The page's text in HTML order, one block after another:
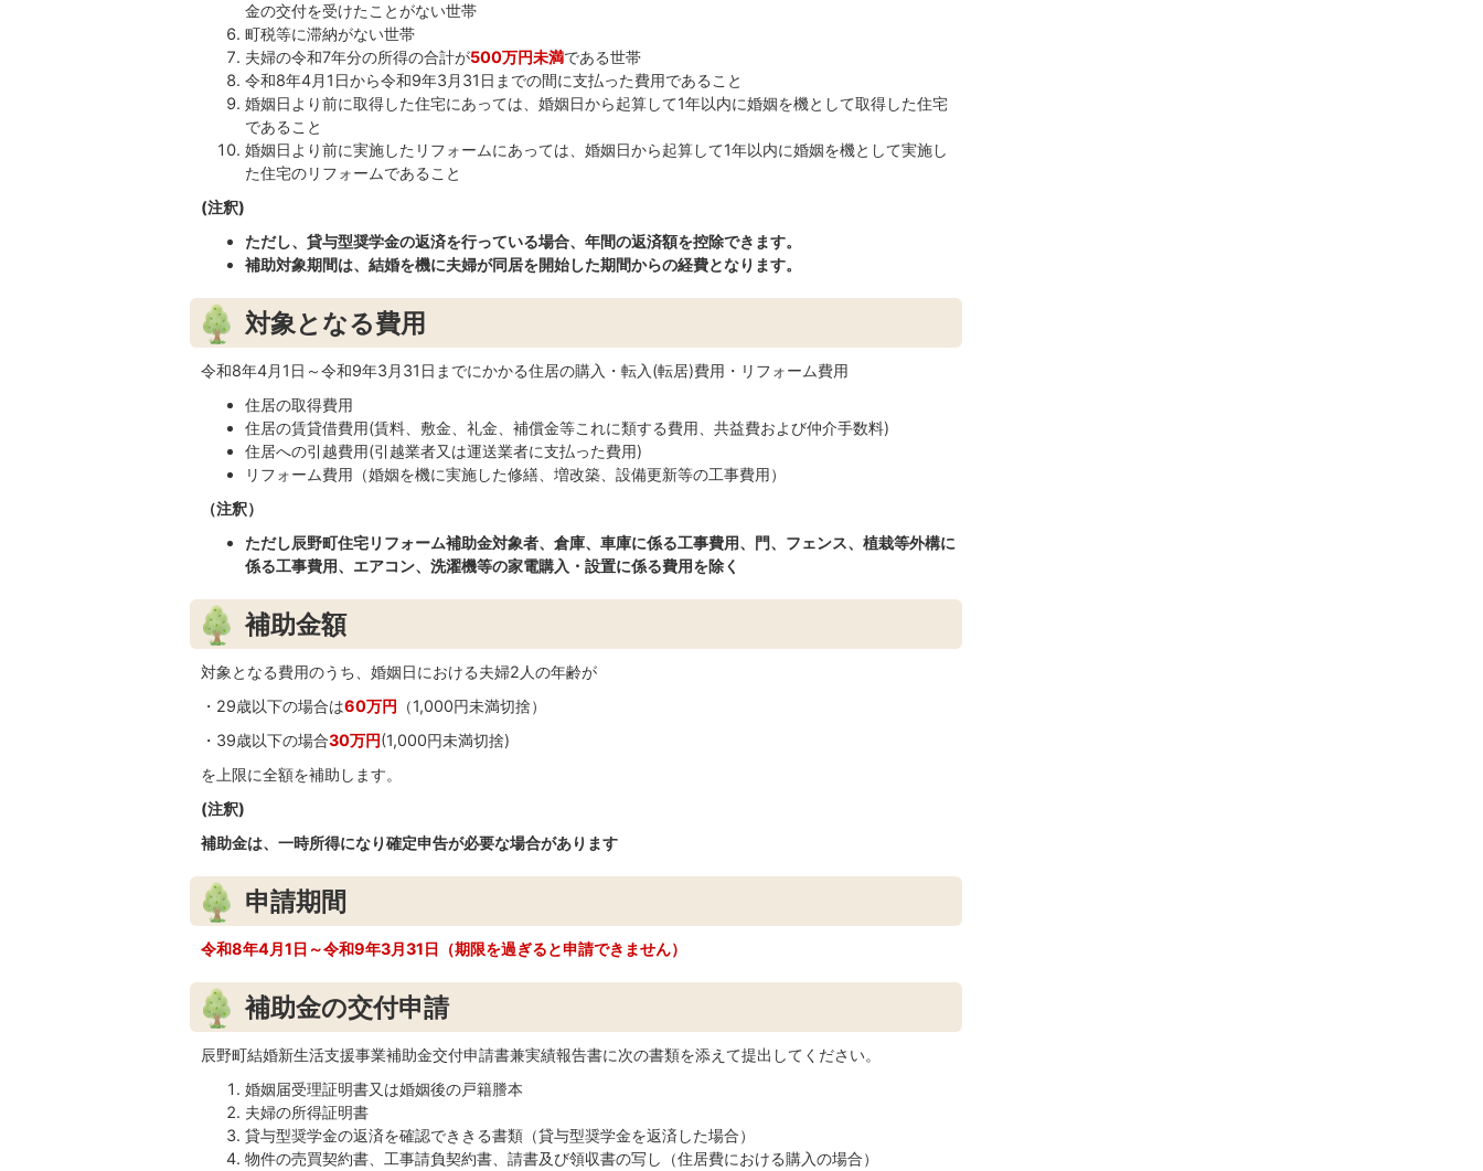
金の交付を受けたことがない世帯
町税等に滞納がない世帯
夫婦の令和7年分の所得の合計が500万円未満である世帯
令和8年4月1日から令和9年3月31日までの間に支払った費用であること
婚姻日より前に取得した住宅にあっては、婚姻日から起算して1年以内に婚姻を機として取得した住宅
であること
婚姻日より前に実施したリフォームにあっては、婚姻日から起算して1年以内に婚姻を機として実施し
た住宅のリフォームであること
(注釈)
ただし、貸与型奨学金の返済を行っている場合、年間の返済額を控除できます。
補助対象期間は、結婚を機に夫婦が同居を開始した期間からの経費となります。
対象となる費用
令和8年4月1日～令和9年3月31日までにかかる住居の購入・転入(転居)費用・リフォーム費用
住居の取得費用
住居の賃貸借費用(賃料、敷金、礼金、補償金等これに類する費用、共益費および仲介手数料)
住居への引越費用(引越業者又は運送業者に支払った費用)
リフォーム費用（婚姻を機に実施した修繕、増改築、設備更新等の工事費用）
（注釈）
ただし辰野町住宅リフォーム補助金対象者、倉庫、車庫に係る工事費用、門、フェンス、植栽等外構に
係る工事費用、エアコン、洗濯機等の家電購入・設置に係る費用を除く
補助金額
対象となる費用のうち、婚姻日における夫婦2人の年齢が
・29歳以下の場合は60万円 （1,000円未満切捨）
・39歳以下の場合30万円(1,000円未満切捨)
を上限に全額を補助します。
(注釈)
補助金は、一時所得になり確定申告が必要な場合があります
申請期間
令和8年4月1日～令和9年3月31日（期限を過ぎると申請できません）
補助金の交付申請
辰野町結婚新生活支援事業補助金交付申請書兼実績報告書に次の書類を添えて提出してください。
婚姻届受理証明書又は婚姻後の戸籍謄本
夫婦の所得証明書
貸与型奨学金の返済を確認でききる書類（貸与型奨学金を返済した場合）
物件の売買契約書、工事請負契約書、請書及び領収書の写し（住居費における購入の場合）